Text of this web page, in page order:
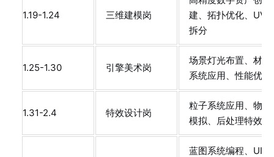
1.19-1.24 三维建模岗
建、拓扑优化、UV
拆分
1.25-1.30 引擎美术岗
场景灯光布置、材质
系统应用、性能优化
1.31-2.4 特效设计岗
粒子系统应用、物理
模拟、后处理特效
蓝图系统编程、UI界